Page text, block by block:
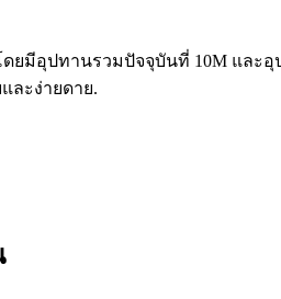
ยมีอุปทานรวมปัจจุบันที่ 10M แล
ละง่ายดาย.